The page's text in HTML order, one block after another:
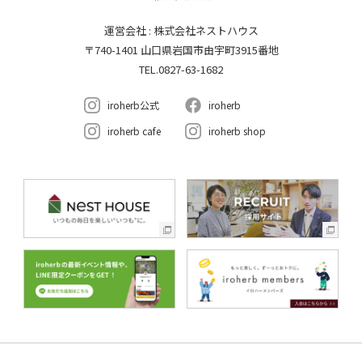
運営会社 : 株式会社ネストハウス
〒740-1401 山口県岩国市由宇町3915番地
TEL.0827-63-1682
iroherb公式
iroherb
iroherb cafe
iroherb shop